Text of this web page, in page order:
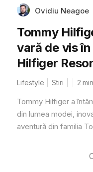
Ovidiu Neagoe
Tommy
vară de vis
Hilfiger
Lifestyle Stiri 2 min
Tommy Hilfiger a
din lumea modei,
aventură din familia